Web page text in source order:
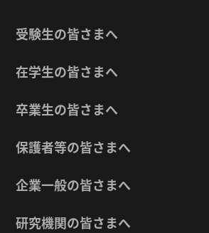
受験生の皆さまへ
在学生の皆さまへ
卒業生の皆さまへ
保護者等の皆さまへ
企業一般の皆さまへ
研究機関の皆さまへ